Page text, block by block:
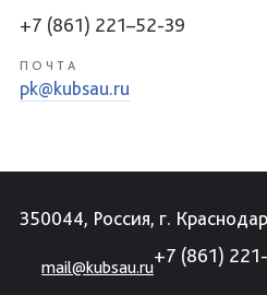
+7 (861) 221–52-39
ПОЧТА
pk@kubsau.ru
350044, Россия, г.
mail@kubsau.ru
+7 (861)